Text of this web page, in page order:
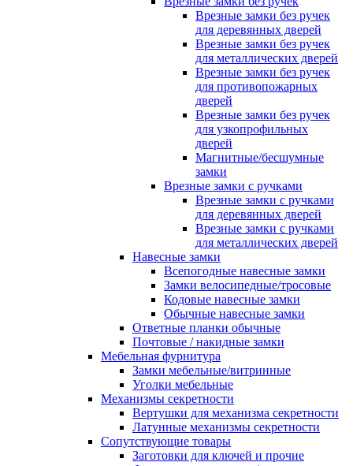
Врезные замки без ручек
для деревянных дверей
Врезные замки без ручек
для металлических дверей
Врезные замки без ручек
для противопожарных
дверей
Врезные замки без ручек
для узкопрофильных
дверей
Магнитные/бесшумные
замки
Врезные замки с ручками
Врезные замки с ручками
для деревянных дверей
Врезные замки с ручками
для металлических дверей
Навесные замки
Всепогодные навесные замки
Замки велосипедные/тросовые
Кодовые навесные замки
Обычные навесные замки
Ответные планки обычные
Почтовые / накидные замки
Мебельная фурнитура
Замки мебельные/витринные
Уголки мебельные
Механизмы секретности
Вертушки для механизма секретности
Латунные механизмы секретности
Сопутствующие товары
Заготовки для ключей и прочие